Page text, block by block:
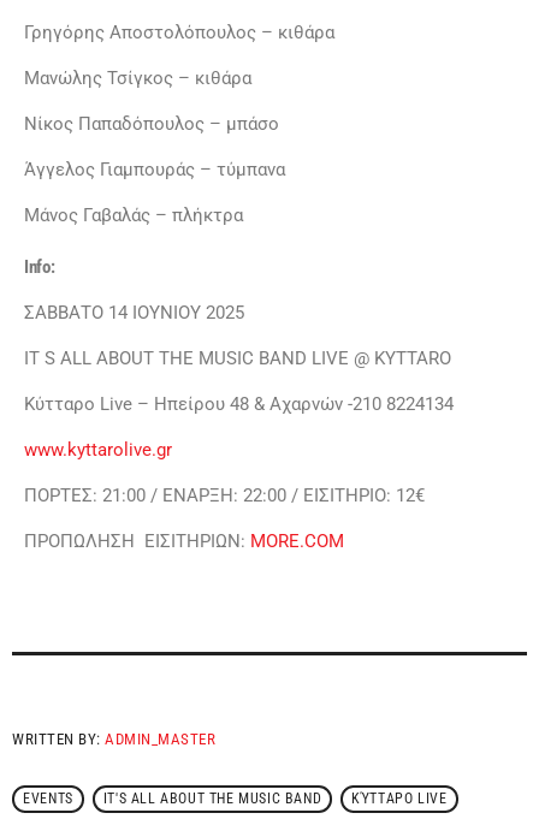
Γρηγόρης Αποστολόπουλος – κιθάρα
Μανώλης Τσίγκος – κιθάρα
Νίκος Παπαδόπουλος – μπάσο
Άγγελος Γιαμπουράς – τύμπανα
Μάνος Γαβαλάς – πλήκτρα
Info:
ΣΑΒΒΑΤΟ 14 IOYNIOY 2025
IT S ALL ABOUT THE MUSIC BAND LIVE @ KYTTARO
Κύτταρο Live – Ηπείρου 48 & Αχαρνών -210 8224134
www.kyttarolive.gr
ΠΟΡΤΕΣ: 21:00 / ΕΝΑΡΞΗ: 22:00 / EΙΣΙΤΗΡΙΟ: 12€
ΠΡΟΠΩΛΗΣΗ ΕΙΣΙΤΗΡΙΩΝ: MORE.COM
WRITTEN BY:ADMIN_MASTER
EVENTS IT'S ALL ABOUT THE MUSIC BAND ΚΎΤΤΑΡΟ LIVE